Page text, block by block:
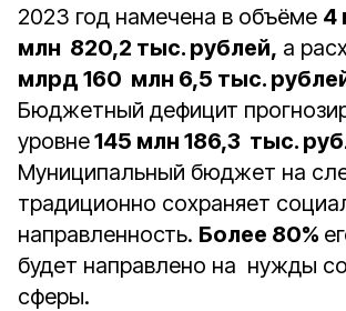
2023 год намечена в объёме 4
млн 820,2 тыс. рублей, а
млрд 160 млн 6,5 тыс.
Бюджетный дефицит
уровне145 млн 186,3 тыс.
Муниципальный бюджет на
традиционно сохраняет
направленность. Более 80%
будет направлено на нужды
сферы.